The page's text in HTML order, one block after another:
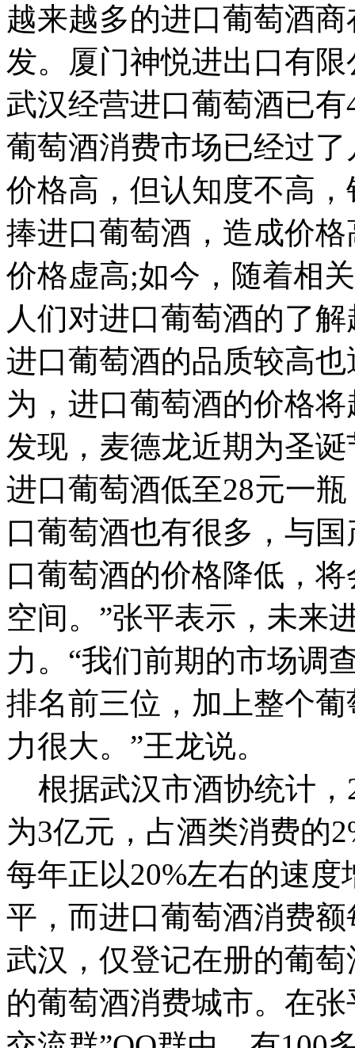
越来越多的进口葡萄酒
发。厦门神悦进出口有
武汉经营进口葡萄酒已
葡萄酒消费市场已经过
价格高，但认知度不高
捧进口葡萄酒，造成价
价格虚高;如今，随着相
人们对进口葡萄酒的了
进口葡萄酒的品质较高
为，进口葡萄酒的价格
发现，麦德龙近期为圣
进口葡萄酒低至28元一
口葡萄酒也有很多，与
口葡萄酒的价格降低，
空间。”张平表示，未来
力。“我们前期的市场调
排名前三位，加上整个
力很大。”王龙说。
根据武汉市酒协统计，
为3亿元，占酒类消费的
每年正以20%左右的速
平，而进口葡萄酒消费
武汉，仅登记在册的葡
的葡萄酒消费城市。在